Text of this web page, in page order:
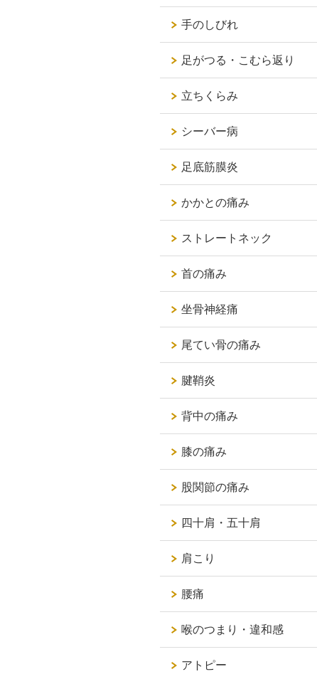
手のしびれ
足がつる・こむら返り
立ちくらみ
シーバー病
足底筋膜炎
かかとの痛み
ストレートネック
首の痛み
坐骨神経痛
尾てい骨の痛み
腱鞘炎
背中の痛み
膝の痛み
股関節の痛み
四十肩・五十肩
肩こり
腰痛
喉のつまり・違和感
アトピー